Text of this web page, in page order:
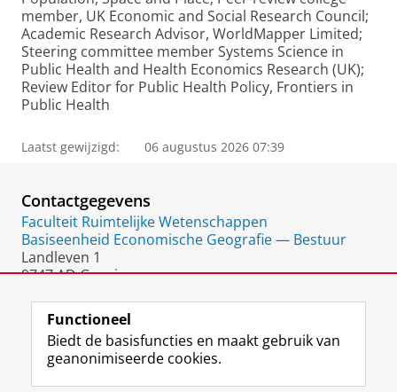
member, UK Economic and Social Research Council;
Academic Research Advisor, WorldMapper Limited;
Steering committee member Systems Science in
Public Health and Health Economics Research (UK);
Review Editor for Public Health Policy, Frontiers in
Public Health
Laatst gewijzigd: 06 augustus 2026 07:39
Contactgegevens
Faculteit Ruimtelijke Wetenschappen
Basiseenheid Economische Geografie — Bestuur
Landleven 1
9747 AD Groningen
Functioneel
Biedt de basisfuncties en maakt gebruik van
geanonimiseerde cookies.